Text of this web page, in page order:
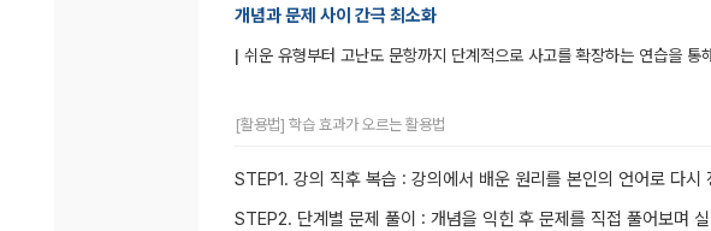
개념과 문제 사이 간극 최소화
| 쉬운 유형부터 고난도 문항까지 단계적으로 사고를 확장하는 연습을
[활용법] 학습 효과가 오르는 활용법
STEP1. 강의 직후 복습 : 강의에서 배운 원리를 본인의 언어로 다시
STEP2. 단계별 문제 풀이 : 개념을 익힌 후 문제를 직접 풀어보며